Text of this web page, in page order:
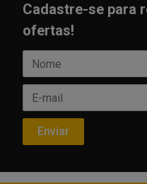
Cadastre-se para
ofertas!